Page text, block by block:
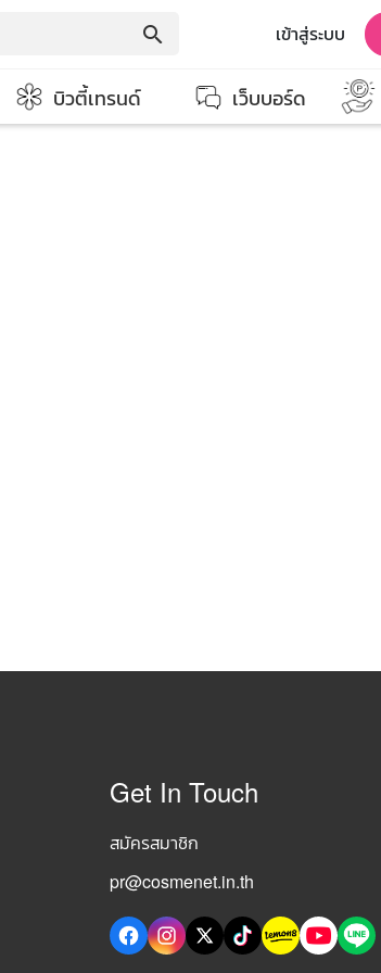
search เข้าสู่ระบบ
บิวตี้เทรนด์ เว็บบอร์ด
Get In Touch
สมัครสมาชิก
pr@cosmenet.in.th